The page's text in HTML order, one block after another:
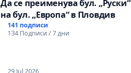
Момин проход
Да се преименува бул. „Руски“
на бул. „Европа“ в Пловдив
141 подписи
134 Подписи / 7 дни
29 Jul 2026